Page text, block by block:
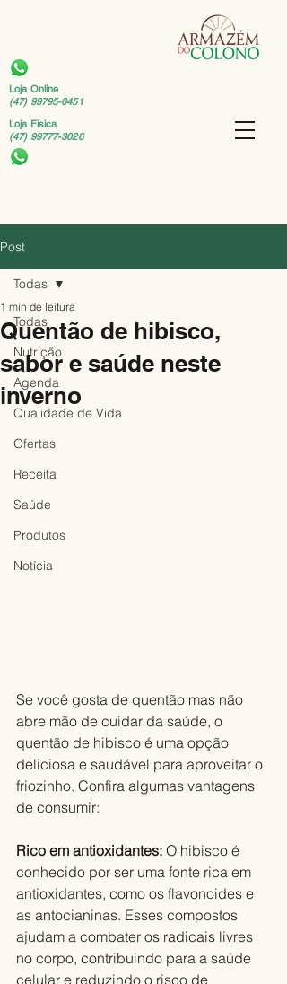
Loja Física
(47) 99777-3026
Loja Online
(47) 99795-0451
Post
Todas
Nutrição
Agenda
Qualidade de Vida
Ofertas
Receita
Saúde
Produtos
Notícia
Todas
Quentão de hibisco,
sabor e saúde neste
inverno
1 min de leitura
Se você gosta de quentão mas não
abre mão de cuidar da saúde, o
quentão de hibisco é uma opção
deliciosa e saudável para aproveitar o
friozinho. Confira algumas vantagens
de consumir:
Rico em antioxidantes: O hibisco é
conhecido por ser uma fonte rica em
antioxidantes, como os flavonoides e
as antocianinas. Esses compostos
ajudam a combater os radicais livres
no corpo, contribuindo para a saúde
celular e reduzindo o risco de